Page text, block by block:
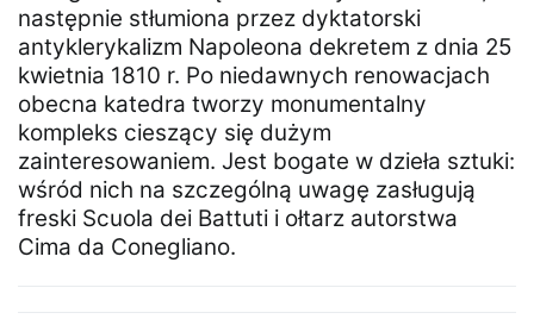
następnie stłumiona przez dyktatorski
antyklerykalizm Napoleona dekretem z dnia 25
kwietnia 1810 r. Po niedawnych renowacjach
obecna katedra tworzy monumentalny
kompleks cieszący się dużym
zainteresowaniem. Jest bogate w dzieła sztuki:
wśród nich na szczególną uwagę zasługują
freski Scuola dei Battuti i ołtarz autorstwa
Cima da Conegliano.